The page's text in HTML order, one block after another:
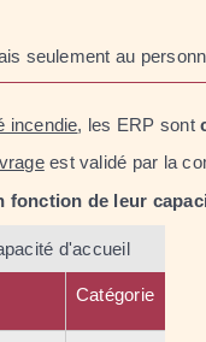
seulement au
incendie, les ERP sont
est validé par la
fonction de leur
d'accueil
Catégorie